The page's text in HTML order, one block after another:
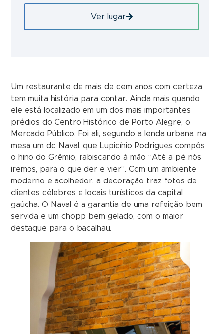
Um restaurante de mais de cem anos com certeza
tem muita história para contar. Ainda mais quando
ele está localizado em um dos mais importantes
prédios do Centro Histórico de Porto Alegre, o
Mercado Público. Foi ali, segundo a lenda urbana, na
mesa um do Naval, que Lupicínio Rodrigues compôs
o hino do Grêmio, rabiscando à mão “Até a pé nós
iremos, para o que der e vier”. Com um ambiente
moderno e acolhedor, a decoração traz fotos de
clientes célebres e locais turísticos da capital
gaúcha. O Naval é a garantia de uma refeição bem
servida e um chopp bem gelado, com o maior
destaque para o bacalhau.
Ver lugar